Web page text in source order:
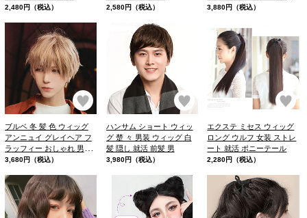
2,480円（税込） 2,580円（税込）
ブ 巻き
3,880円（税込）
お気に入り
ブルベ 冬 髪 色 ウィッグ
アンニュイ グレイヘア フ
ラッフィー おしゃれ 男子
コスプレ ウィッグ 韓国 風
3,680円（税込）
お気に入り
ハンサム ショート ウィッ
グ 楚 々 男装 ウィッグ 白
髪 隠し 就活 前髪 男
3,980円（税込）
お
エクステ ミセス ウィッグ
ロング ウルフ 女装 ストレ
ート 就活 ポニーテール
2,280円（税込）